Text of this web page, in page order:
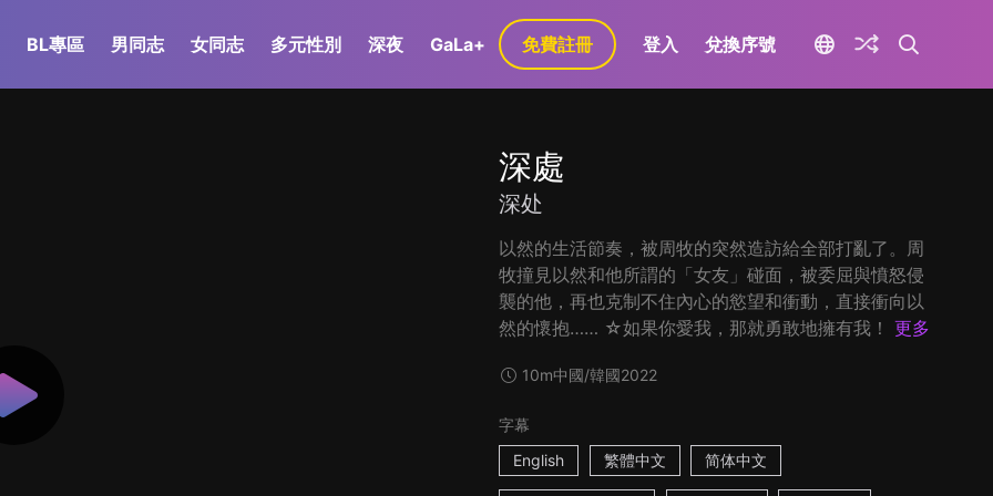
BL專區 男同志 女同志 多元性別 深夜 GaLa+ 免費註冊 登入 兌換序號
深處
深处
以然的生活節奏，被周牧的突然造訪給全部打亂了。周
牧撞見以然和他所謂的「女友」碰面，被委屈與憤怒侵
襲的他，再也克制不住內心的慾望和衝動，直接衝向以
然的懷抱…… ☆如果你愛我，那就勇敢地擁有我！ 更多
10m中國/韓國2022
字幕
English
繁體中文 简体中文